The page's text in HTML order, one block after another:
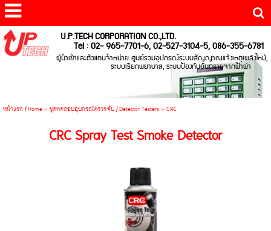
U.P.TECH CORPORATION CO.,LTD.
Tel : 02- 965-7701-6, 02-527-3104-5, 086-355-6781
ผู้นำเข้าและตัวแทนจำหน่าย ศูนย์รวมอุปกรณ์ระบบสัญญาณแจ้งเหตุเพลิงไหม้,
ระบบเรียกพยาบาล, ระบบป้องกันอันตรายจากฟ้าผ่า
หน้าแรก / Home> ชุดทดสอบอุปกรณ์ตรวจจับ / Detector Testers> CRC
CRC Spray Test Smoke Detector